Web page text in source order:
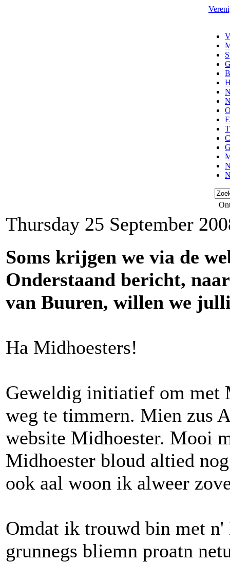
Thursday 25 September
Soms krijgen we via de
Onderstaand bericht,
van Buuren, willen we
Ha Midhoesters!
Geweldig initiatief om met
weg te timmern. Mien zus
website Midhoester. Mooi
Midhoester bloud altied
ook aal woon ik alweer
Omdat ik trouwd bin met
grunnegs bliemn proatn